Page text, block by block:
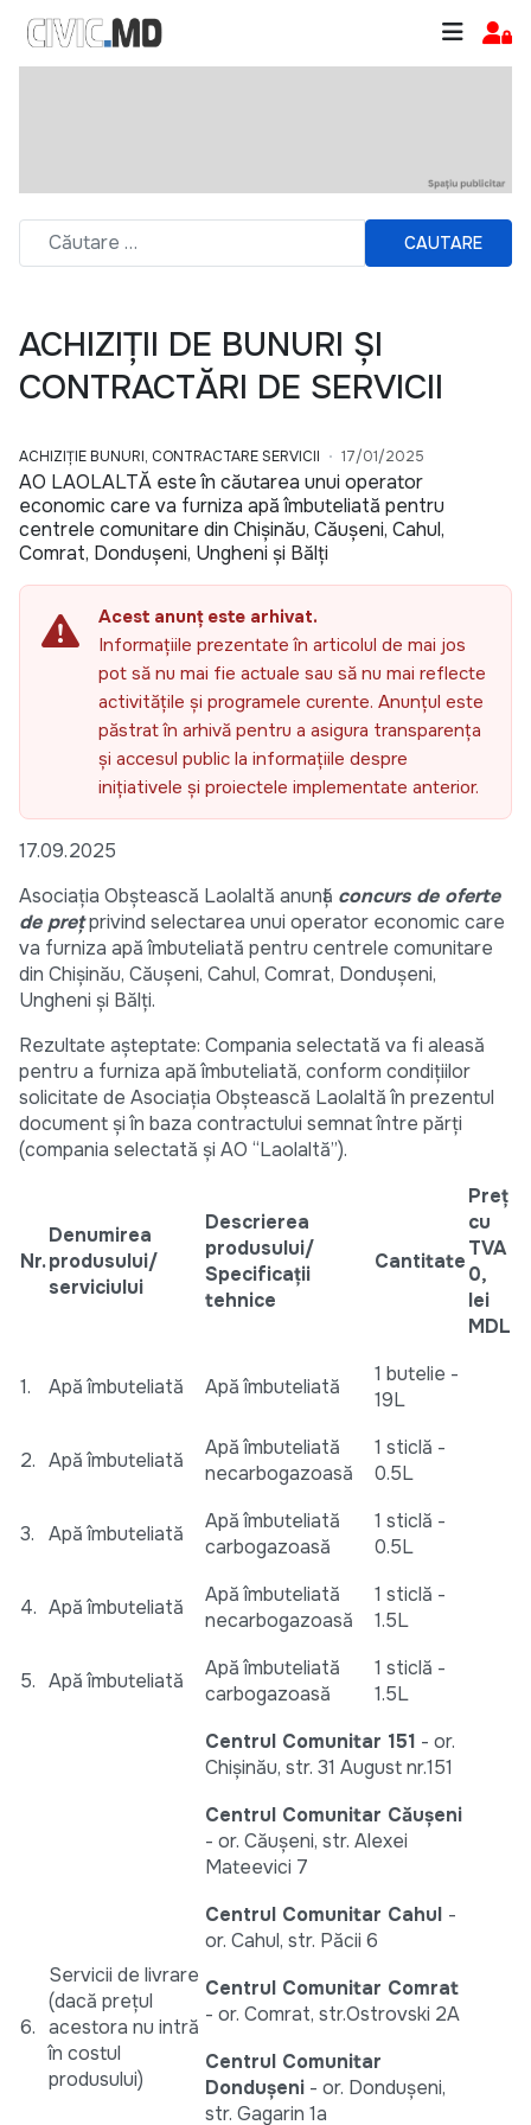
CAUTARE
ACHIZIȚII DE BUNURI ȘI
CONTRACTĂRI DE SERVICII
ACHIZIȚIE BUNURI, CONTRACTARE SERVICII 17/01/2025
AO LAOLALTĂ este în căutarea unui operator
economic care va furniza apă îmbuteliată pentru
centrele comunitare din Chișinău, Căușeni, Cahul,
Comrat, Dondușeni, Ungheni și Bălți
Acest anunț este arhivat.
Informațiile prezentate în articolul de mai jos
pot să nu mai fie actuale sau să nu mai reflecte
activitățile și programele curente. Anunțul este
păstrat în arhivă pentru a asigura transparența
și accesul public la informațiile despre
inițiativele și proiectele implementate anterior.
17.09.2025
Asociația Obștească Laolaltă anunţă concurs de oferte
de prețprivind selectarea unui operator economic care
va furniza apă îmbuteliată pentru centrele comunitare
din Chișinău, Căușeni, Cahul, Comrat, Dondușeni,
Ungheni și Bălți.
Rezultate aşteptate: Compania selectată va fi aleasă
pentru a furniza apă îmbuteliată, conform condițiilor
solicitate de Asociația Obștească Laolaltă în prezentul
document şi în baza contractului semnat între părţi
(compania selectată şi AO “Laolaltă”).
Nr.
Denumirea
produsului/
serviciului
Descrierea
produsului/
Specificații
tehnice
Cantitate
Preț
cu
TVA
0,
lei
MDL
1. Apă îmbuteliată Apă îmbuteliată
1 butelie -
19L
2. Apă îmbuteliată
Apă îmbuteliată
necarbogazoasă
1 sticlă -
0.5L
3. Apă îmbuteliată
Apă îmbuteliată
carbogazoasă
1 sticlă -
0.5L
4. Apă îmbuteliată
Apă îmbuteliată
necarbogazoasă
1 sticlă -
1.5L
5. Apă îmbuteliată
Apă îmbuteliată
carbogazoasă
1 sticlă -
1.5L
6.
Servicii de livrare
(dacă prețul
acestora nu intră
în costul
produsului)
Centrul Comunitar 151 - or.
Chișinău, str. 31 August nr.151
Centrul Comunitar Căușeni
- or. Căușeni, str. Alexei
Mateevici 7
Centrul Comunitar Cahul -
or. Cahul, str. Păcii 6
Centrul Comunitar Comrat
- or. Comrat, str.Ostrovski 2A
Centrul Comunitar
Dondușeni - or. Dondușeni,
str. Gagarin 1a